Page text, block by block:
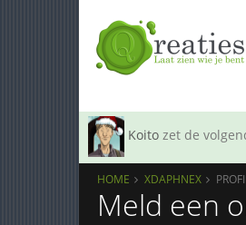
Koito zet de
HOME XDAPHNEX
Meld een